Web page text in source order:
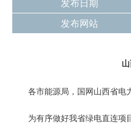
发布网站
各市能源局，国网山西省电
为有序做好我省绿电直连